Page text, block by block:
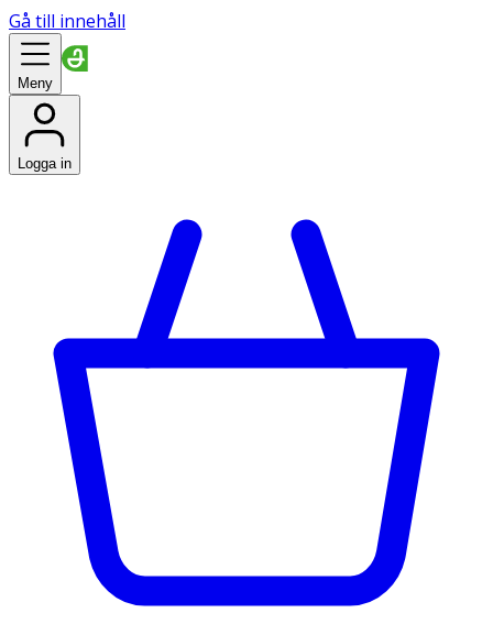
Gå till innehåll
Meny
Logga in